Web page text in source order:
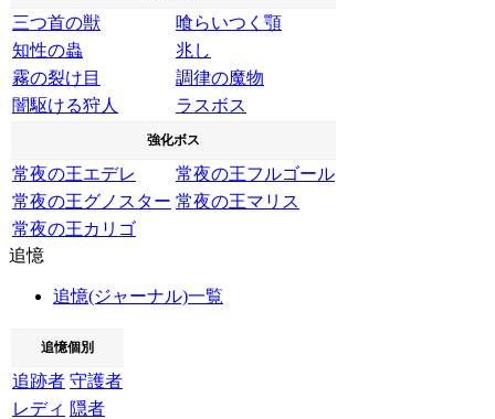
三つ首の獣
喰らいつく顎
知性の蟲
兆し
霧の裂け目
調律の魔物
闇駆ける狩人
ラスボス
強化ボス
常夜の王エデレ
常夜の王フルゴール
常夜の王グノスター 常夜の王マリス
常夜の王カリゴ
追憶
追憶(ジャーナル)一覧
追憶個別
追跡者 守護者
レディ 隠者